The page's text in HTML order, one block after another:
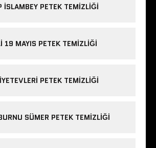
ISLAMBEY PETEK TEMIZLIĞI
19 MAYIS PETEK TEMIZLIĞI
PETEK TEMIZLIĞI
SÜMER PETEK TEMIZLIĞI